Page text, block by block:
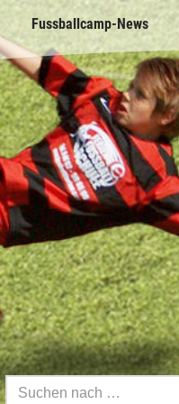
Fussballcamp-News